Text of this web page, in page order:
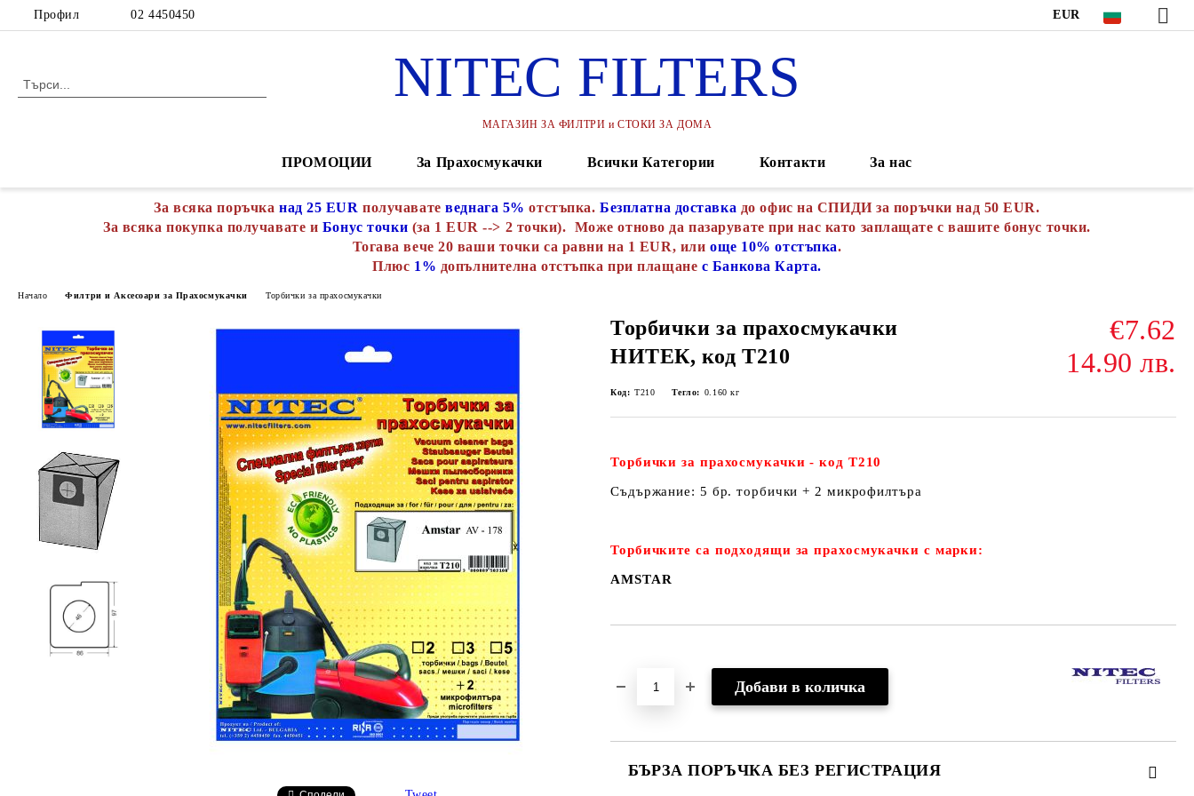
Профил 02 4450450 EUR
NITEC FILTERS
МАГАЗИН ЗА ФИЛТРИ и СТОКИ ЗА ДОМА
ПРОМОЦИИ За Прахосмукачки Всички Категории Контакти За нас
За всяка поръчка над 25 EUR получавате веднага 5% отстъпка.Безплатна доставка до офис на СПИДИ за поръчки над 50 EUR.
За всяка покупка получавате и Бонус точки (за 1 EUR --> 2 точки). Може отново да пазарувате при нас като заплащате с вашите бонус точки.
Тогава вече 20 ваши точки са равни на 1 EUR, или още 10% отстъпка.
Плюс 1% допълнителна отстъпка при плащане с Банкова Карта.
Начало Филтри и Аксесоари за Прахосмукачки Торбички за прахосмукачки
Торбички за прахосмукачки
НИТЕК, код Т210
€7.62
14.90 лв.
Код: Т210 Тегло: 0.160 кг
Торбички за прахосмукачки - код Т210
Съдържание: 5 бр. торбички + 2 микрофилтъра
Торбичките са подходящи за прахосмукачки с марки:
AMSTAR
БЪРЗА ПОРЪЧКА БЕЗ РЕГИСТРАЦИЯ